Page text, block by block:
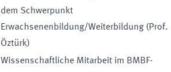
dem Schwerpunkt
Erwachsenenbildung/Weiterbildung (Prof.
Öztürk)
Wissenschaftliche Mitarbeit im BMBF-